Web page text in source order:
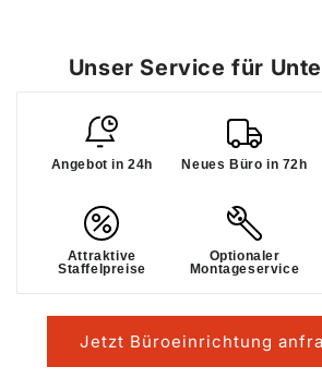
Unser Service für
Angebot in 24h Neues Büro in 72h
Attraktive
Staffelpreise
Optionaler
Montageservice
Jetzt Büroeinrichtung